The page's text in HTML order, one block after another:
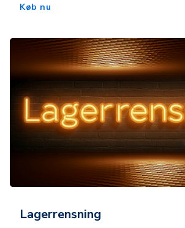
Køb nu
Lagerrensning